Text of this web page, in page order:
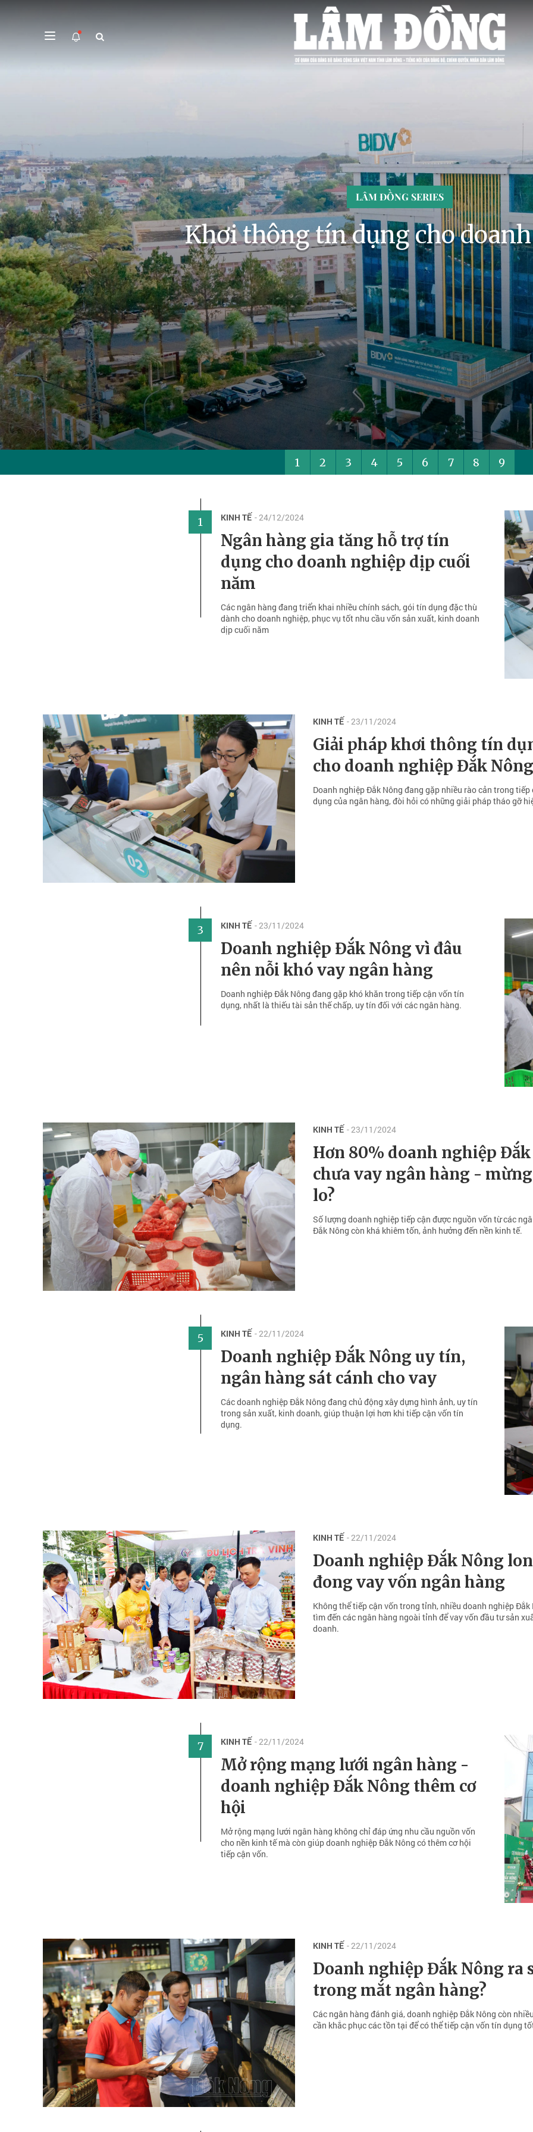
LÂM ĐỒNG SERIES
Khơi thông tín dụng cho
1 2 3 4 5 6 7 8 9
1 KINH TẾ - 24/12/2024
Ngân hàng gia tăng hỗ trợ tín
dụng cho doanh nghiệp dịp cuối
năm
Các ngân hàng đang triển khai nhiều chính sách, gói tín dụng đặc thù
dành cho doanh nghiệp, phục vụ tốt nhu cầu vốn sản xuất, kinh doanh
dịp cuối năm
KINH TẾ - 23/11/2024
Giải pháp khơi thông tín
cho doanh nghiệp Đắk
Doanh nghiệp Đắk Nông đang gặp nhiều rào cản trong
dụng của ngân hàng, đòi hỏi có những giải pháp tháo gỡ
3 KINH TẾ - 23/11/2024
Doanh nghiệp Đắk Nông vì đâu
nên nỗi khó vay ngân hàng
Doanh nghiệp Đắk Nông đang gặp khó khăn trong tiếp cận vốn tín
dụng, nhất là thiếu tài sản thế chấp, uy tín đối với các ngân hàng.
KINH TẾ - 23/11/2024
Hơn 80% doanh nghiệp
chưa vay ngân hàng -
lo?
Số lượng doanh nghiệp tiếp cận được nguồn vốn từ các
Đắk Nông còn khá khiêm tốn, ảnh hưởng đến nền kinh tế.
5 KINH TẾ - 22/11/2024
Doanh nghiệp Đắk Nông uy tín,
ngân hàng sát cánh cho vay
Các doanh nghiệp Đắk Nông đang chủ động xây dựng hình ảnh, uy tín
trong sản xuất, kinh doanh, giúp thuận lợi hơn khi tiếp cận vốn tín
dụng.
KINH TẾ - 22/11/2024
Doanh nghiệp Đắk Nông
đong vay vốn ngân hàng
Không thể tiếp cận vốn trong tỉnh, nhiều doanh nghiệp Đắk
tìm đến các ngân hàng ngoài tỉnh để vay vốn đầu tư sản
doanh.
7 KINH TẾ - 22/11/2024
Mở rộng mạng lưới ngân hàng -
doanh nghiệp Đắk Nông thêm cơ
hội
Mở rộng mạng lưới ngân hàng không chỉ đáp ứng nhu cầu nguồn vốn
cho nền kinh tế mà còn giúp doanh nghiệp Đắk Nông có thêm cơ hội
tiếp cận vốn.
KINH TẾ - 22/11/2024
Doanh nghiệp Đắk Nông ra
trong mắt ngân hàng?
Các ngân hàng đánh giá, doanh nghiệp Đắk Nông còn
cần khắc phục các tồn tại để có thể tiếp cận vốn tín dụng